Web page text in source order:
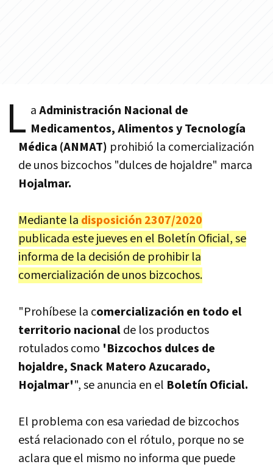
L aAdministración Nacional de
Medicamentos, Alimentos y Tecnología
Médica (ANMAT) prohibió la comercialización
de unos bizcochos "dulces de hojaldre" marca
Hojalmar.
Mediante la disposición 2307/2020
publicada este jueves en el Boletín Oficial, se
informa de la decisión de prohibir la
comercialización de unos bizcochos.
"Prohíbese la comercialización en todo el
territorio nacionalde los productos
rotulados como 'Bizcochos dulces de
hojaldre, Snack Matero Azucarado,
Hojalmar'", se anuncia en el Boletín Oficial.
El problema con esa variedad de bizcochos
está relacionado con el rótulo, porque no se
aclara que el mismo no informa que puede